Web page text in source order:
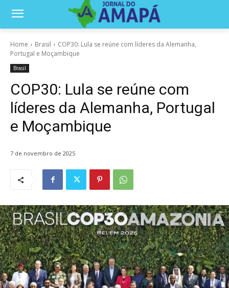
Home Brasil
COP30: Lula se reúne com líderes da Alemanha,
Portugal e Moçambique
Brasil
COP30: Lula se reúne com
líderes da Alemanha, Portugal
e Moçambique
7 de novembro de 2025